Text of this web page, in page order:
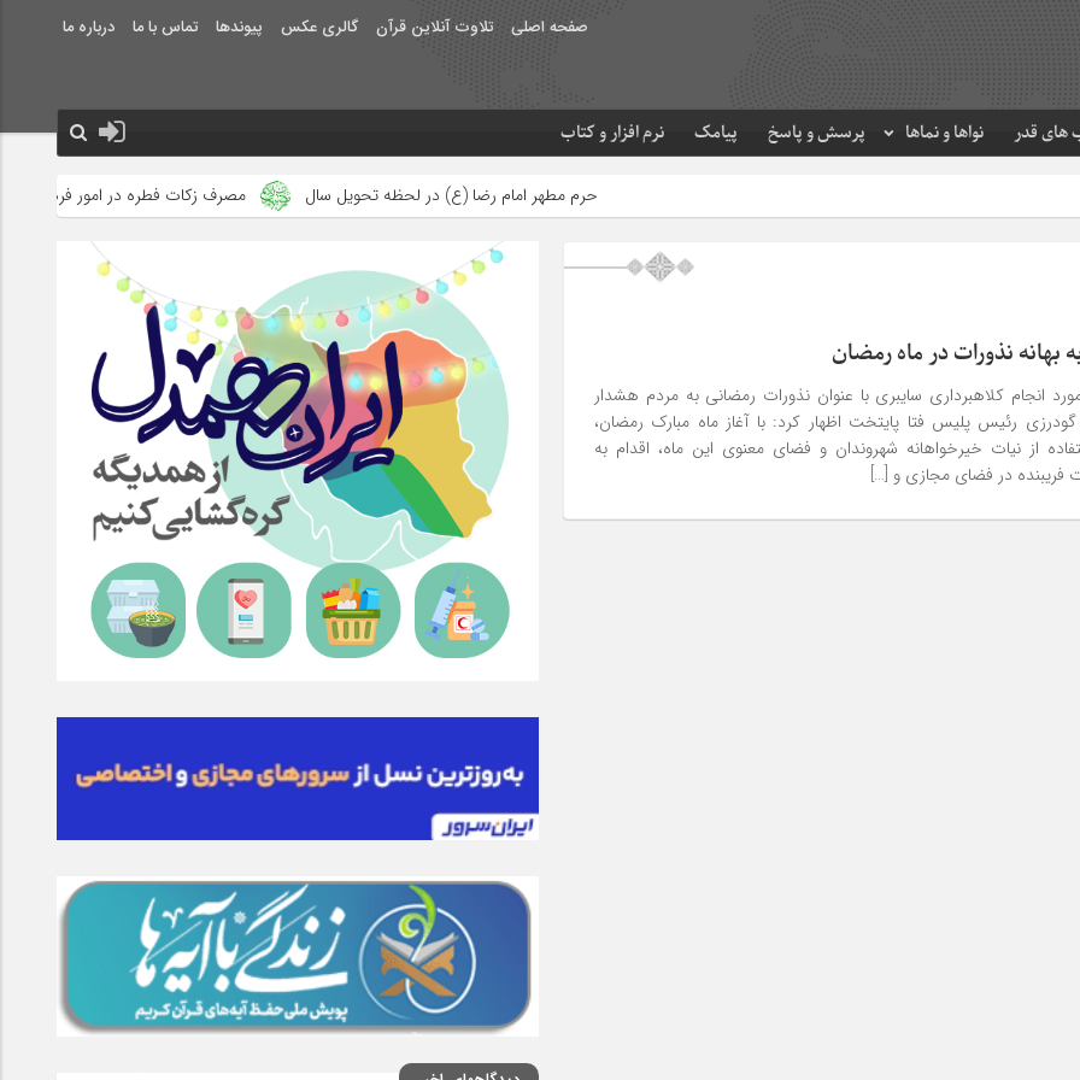
صفحه اصلی تلاوت آنلاین قرآن گالری عکس پیوندها تماس با ما درباره ما
قدر نواها و نماها پرسش و پاسخ پیامک نرم افزار و کتاب
حرم مطهر امام رضا (ع) در لحظه تحویل سال مصرف زکات فطره در امور فرهنگی جلوه‌های بزرگ
بهانه نذورات در ماه رمضان
انجام کلاهبرداری سایبری با عنوان نذورات رمضانی به مردم هشدار
رئیس پلیس فتا پایتخت اظهار کرد: با آغاز ماه مبارک رمضان،
از نیات خیرخواهانه شهروندان و فضای معنوی این ماه، اقدام به
فریبنده در فضای مجازی و […]